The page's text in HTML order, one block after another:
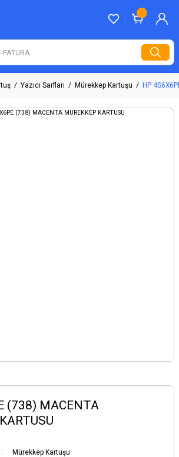
Yazıcı Sarfları Mürekkep Kartuşu HP
(738) MACENTA
Mürekkep Kartuşu